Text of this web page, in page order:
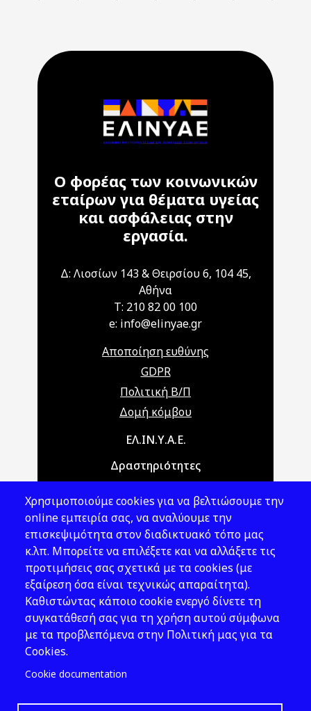
Ο φορέας των κοινωνικών
εταίρων για θέματα υγείας
και ασφάλειας στην
εργασία.
Δ: Λιοσίων 143 & Θειρσίου 6, 104 45,
Αθήνα
T: 210 82 00 100
e: info@elinyae.gr
Αποποίηση ευθύνης
GDPR
Πολιτική Β/Π
Δομή κόμβου
Main navigationΕΛ.ΙΝ.Υ.Α.Ε.
Δραστηριότητες
Νομοθεσία
Εκδόσεις
Νέα - Εκδηλώσεις
Ακολουθήστε μας
Χρησιμοποιούμε cookies για να βελτιώσουμε την
online εμπειρία σας, να αναλύουμε την
επισκεψιμότητα στον διαδικτυακό τόπο μας
κ.λπ. Μπορείτε να επιλέξετε και να αλλάξετε τις
προτιμήσεις σας σχετικά με τα cookies (με
εξαίρεση όσα είναι τεχνικώς απαραίτητα).
Καθιστώντας κάποιο cookie ενεργό δίνετε τη
συγκατάθεσή σας για τη χρήση αυτού σύμφωνα
με τα προβλεπόμενα στην Πολιτική μας για τα
Cookies.
Cookie documentation